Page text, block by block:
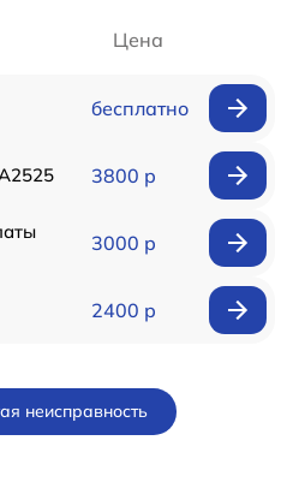
Цена
бесплатно
3800 р
3000 р
2400 р
неисправность